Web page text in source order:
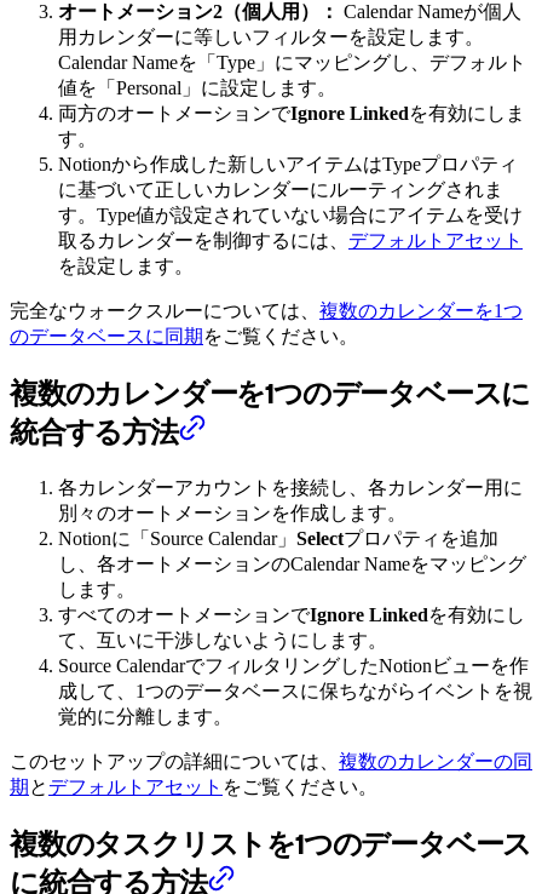
オートメーション2（個人用）： Calendar Nameが個人
用カレンダーに等しいフィルターを設定します。
Calendar Nameを「Type」にマッピングし、デフォルト
値を「Personal」に設定します。
両方のオートメーションでIgnore Linkedを有効にしま
す。
Notionから作成した新しいアイテムはTypeプロパティ
に基づいて正しいカレンダーにルーティングされま
す。Type値が設定されていない場合にアイテムを受け
取るカレンダーを制御するには、 デフォルトアセット
を設定します。
完全なウォークスルーについては、 複数のカレンダーを1つ
のデータベースに同期 をご覧ください。
複数のカレンダーを1つのデータベースに
統合する方法
各カレンダーアカウントを接続し、各カレンダー用に
別々のオートメーションを作成します。
Notionに「Source Calendar」 Selectプロパティを追加
し、各オートメーションのCalendar Nameをマッピング
します。
すべてのオートメーションでIgnore Linkedを有効にし
て、互いに干渉しないようにします。
Source CalendarでフィルタリングしたNotionビューを作
成して、1つのデータベースに保ちながらイベントを視
覚的に分離します。
このセットアップの詳細については、 複数のカレンダーの同
期 と デフォルトアセット をご覧ください。
複数のタスクリストを1つのデータベース
に統合する方法